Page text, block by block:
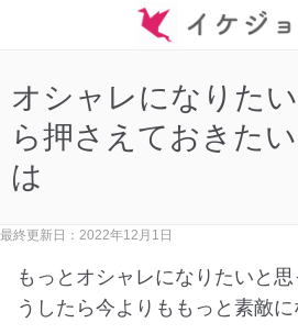
オシャレになりた
ら押さえておきた
は
最終更新日：2022年12月1日
もっとオシャレになりたいと
うしたら今よりももっと素敵に